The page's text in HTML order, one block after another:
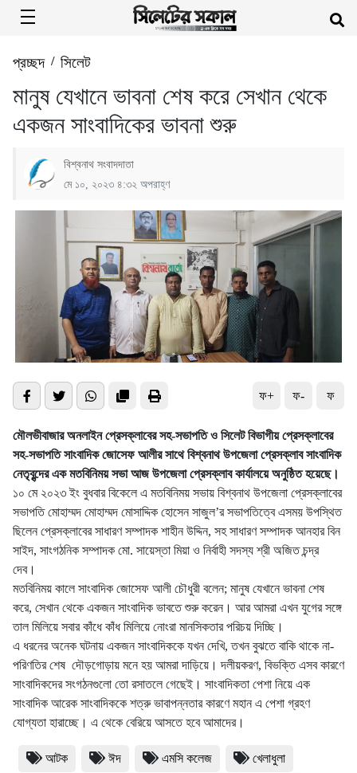
প্রচ্ছদ/ সিলেট
মানুষ যেখানে ভাবনা শেষ করে সেখান থেকে
একজন সাংবাদিকের ভাবনা শুরু
বিশ্বনাথ সংবাদদাতা
মে ১০, ২০২৩ ৪:৩২ অপরাহ্ণ
ফ+ ফ- ফ
মৌলভীবাজার অনলাইন প্রেসক্লাবের সহ-সভাপতি ও সিলেট বিভাগীয় প্রেসক্লাবের
সহ-সভাপতি সাংবাদিক জোসেফ আলীর সাথে বিশ্বনাথ উপজেলা প্রেসক্লাব সাংবাদিক
নেতৃবৃন্দের এক মতবিনিময় সভা আজ উপজেলা প্রেসক্লাব কার্যালয়ে অনুষ্ঠিত হয়েছে।
১০ মে ২০২৩ ইং বুধবার বিকেলে এ মতবিনিময় সভায় বিশ্বনাথ উপজেলা প্রেসক্লাবের
সভাপতি মোহাম্মদ মোহাম্মদ মোসাদ্দিক হোসেন সাজুল’র সভাপতিত্বে এসময় উপস্থিত
ছিলেন প্রেসক্লাবের সাধারণ সম্পাদক শাহীন উদ্দিন, সহ সাধারণ সম্পাদক আনহার বিন
সাইদ, সাংগঠনিক সম্পাদক মো. সায়েস্তা মিয়া ও নির্বাহী সদস্য শ্রী অজিত চন্দ্র
দেব।
মতবিনিময় কালে সাংবাদিক জোসেফ আলী চৌধুরী বলেন; মানুষ যেখানে ভাবনা শেষ
করে, সেখান থেকে একজন সাংবাদিক ভাবতে শুরু করেন। আর আমরা এখন যুগের সঙ্গে
তাল মিলিয়ে সবার কাঁধে কাঁধ মিলিয়ে নোংরা মানসিকতার পরিচয় দিচ্ছি।
এ ধরনের অনেক ঘটনায় একজন সাংবাদিককে যখন দেখি, তখন বুঝতে বাকি থাকে না-
পরিণতির শেষ দৌড়গোড়ায় মনে হয় আমরা দাড়িয়ে। দলীয়করণ, বিভক্তি এসব কারণে
সাংবাদিকদের সংগঠনগুলো তো রসাতলে গেছেই। সাংবাদিকতা পেশা নিয়ে এক
সাংবাদিক আরেক সাংবাদিককে শত্রু ভাবাপন্নতার কারণে মহান এ পেশা গ্রহণ
যোগ্যতা হারাচ্ছে। এ থেকে বেরিয়ে আসতে হবে আমাদের।
আটক ঈদ এমসি কলেজ খেলাধুলা